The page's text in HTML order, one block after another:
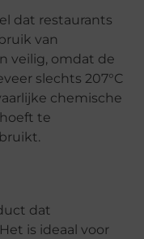
dat restaurants
van
veilig, omdat de
slechts 207°C
chemische
te
dat
is ideaal voor